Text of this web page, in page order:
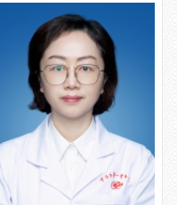
性紫癜、川崎病）、血液系
癜）、泌尿系统疾病（肾小
症）及病毒性心肌炎、小儿
单核细胞增多症、手足口
腹泻、小儿感冒、儿童哮喘
经验。儿科重症病房为急、
先进的生命监测及生命支